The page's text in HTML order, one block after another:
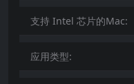
支持 Intel 芯片的Mac:
应用类型: